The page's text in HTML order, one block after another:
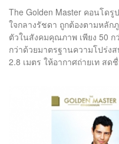
The Golden Master คอนโด
ใจกลางรัชดา ถูกต้องตามหลั
ตัวในสังคมคุณภาพ เพียง 50
กว่าด้วยมาตรฐานความโปร่ง
2.8 เมตร ให้อากาศถ่ายเท ส